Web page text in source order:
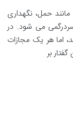
حمل، نگهداری
می شود. در
اما هر یک مجازات
بر